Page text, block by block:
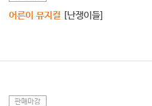
어른이 뮤지컬 [난쟁이들]
판매마감